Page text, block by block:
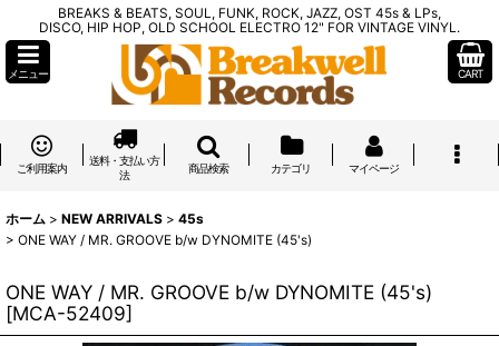
BREAKS & BEATS, SOUL, FUNK, ROCK, JAZZ, OST 45s & LPs,
DISCO, HIP HOP, OLD SCHOOL ELECTRO 12" FOR VINTAGE VINYL.
メニュー CART
ご利用案内
送料・支払い方
法
商品検索 カテゴリ マイページ
ホーム > NEW ARRIVALS > 45s
> ONE WAY / MR. GROOVE b/w DYNOMITE (45's)
ONE WAY / MR. GROOVE b/w DYNOMITE (45's)
[MCA-52409]